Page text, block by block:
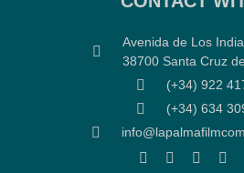
Avenida de Los
38700 Santa Cruz
(+34) 922
(+34) 634